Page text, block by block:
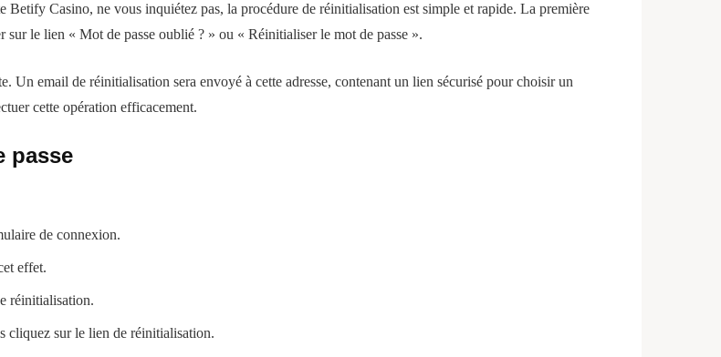
Betify Casino, ne vous inquiétez pas, la procédure de réinitialisation est simple et rapide. La première
sur le lien « Mot de passe oublié ? » ou « Réinitialiser le mot de passe ».
Un email de réinitialisation sera envoyé à cette adresse, contenant un lien sécurisé pour choisir un
cette opération efficacement.
passe
de connexion.
effet.
réinitialisation.
cliquez sur le lien de réinitialisation.